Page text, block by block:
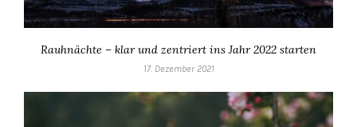
Rauhnächte – klar und zentriert ins Jahr 2022 starten
17. Dezember 2021